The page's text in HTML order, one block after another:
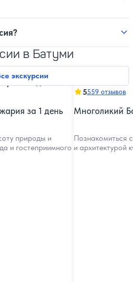
в Батуми
экскурсии
за 1 день
природы и
и гостеприимного
5559 отзывов
Многоликий
Познакомиться
и архитектурой